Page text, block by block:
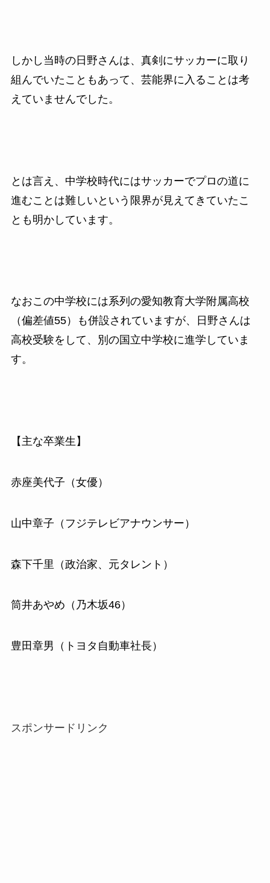
しかし当時の日野さんは、真剣にサッカーに取り
組んでいたこともあって、芸能界に入ることは考
えていませんでした。
とは言え、中学校時代にはサッカーでプロの道に
進むことは難しいという限界が見えてきていたこ
とも明かしています。
なおこの中学校には系列の愛知教育大学附属高校
（偏差値55）も併設されていますが、日野さんは
高校受験をして、別の国立中学校に進学していま
す。
【主な卒業生】
赤座美代子（女優）
山中章子（フジテレビアナウンサー）
森下千里（政治家、元タレント）
筒井あやめ（乃木坂46）
豊田章男（トヨタ自動車社長）
スポンサードリンク